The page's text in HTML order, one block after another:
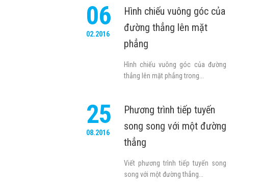
06
02.2016
Hình chiếu vuông góc của
đường thẳng lên mặt
phẳng
Hình chiếu vuông góc của đường
thẳng lên mặt phẳng trong...
25
08.2016
Phương trình tiếp tuyến
song song với một đường
thẳng
Viết phương trình tiếp tuyến song
song với một đường thẳng...